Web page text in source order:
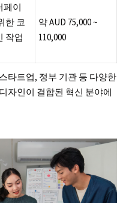
페이
한 코
작업
약 AUD 75,000 ~
110,000
타트업, 정부 기관 등 다양한
자인이 결합된 혁신 분야에